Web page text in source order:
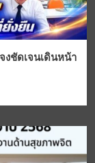
ชัดเจนเดินหน้า